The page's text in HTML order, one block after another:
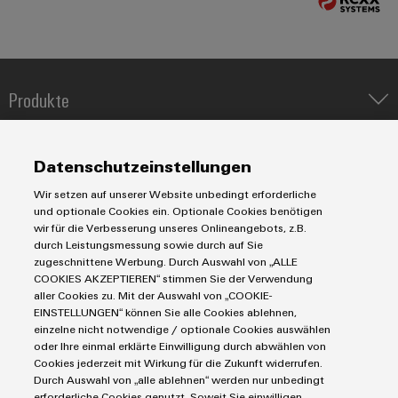
Produkte
Koppelrelais
Leiterplattensteckverbinder und Leiterplattenklemmen
Markierungssysteme
Reihenklemmen
Stromversorgungen
Industrial IoT
Industrial Security
Single Pair Ethernet
Smart Metering
SNAP IN Anschlusstechnologie
Workplace Solutions
Service
Connectivity Consulting
eShop / Digitale Bestellmöglichkeiten
Engineering-Daten
PCB Connector Services
Support Center
Technische Produktkataloge
Weidmüller Configurator
Industrien
Datencenter
Gerätehersteller
Maschinenbau
Photovoltaik
Wasserstoff
Impressum
Einkaufs- /Lieferanteninformationen
Datenschutzerklärung
Datenschutzeinstellungen
Wir setzen auf unserer Website unbedingt erforderliche
und optionale Cookies ein. Optionale Cookies benötigen
wir für die Verbesserung unseres Onlineangebots, z.B.
durch Leistungsmessung sowie durch auf Sie
zugeschnittene Werbung. Durch Auswahl von „ALLE
COOKIES AKZEPTIEREN“ stimmen Sie der Verwendung
aller Cookies zu. Mit der Auswahl von „COOKIE-
EINSTELLUNGEN“ können Sie alle Cookies ablehnen,
einzelne nicht notwendige / optionale Cookies auswählen
oder Ihre einmal erklärte Einwilligung durch abwählen von
Cookies jederzeit mit Wirkung für die Zukunft widerrufen.
Durch Auswahl von „alle ablehnen“ werden nur unbedingt